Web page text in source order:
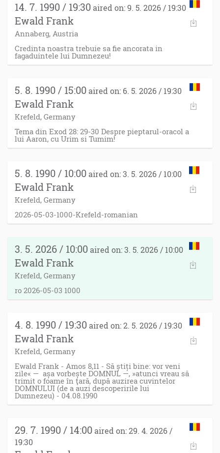
14. 7. 1990 / 19:30 aired on: 9. 5. 2026 / 19:30
Ewald Frank
Annaberg, Austria
Credinta noastra trebuie sa fie ancorata in
fagaduintele lui Dumnezeu!
5. 8. 1990 / 15:00 aired on: 6. 5. 2026 / 19:30
Ewald Frank
Krefeld, Germany
Tema din Exod 28: 29-30 Despre pieptarul-oracol a
lui Aaron, cu Urim si Tumim!
5. 8. 1990 / 10:00 aired on: 3. 5. 2026 / 10:00
Ewald Frank
Krefeld, Germany
2026-05-03-1000-Krefeld-romanian
3. 5. 2026 / 10:00 aired on: 3. 5. 2026 / 10:00
Ewald Frank
Krefeld, Germany
ro 2026-05-03 1000
4. 8. 1990 / 19:30 aired on: 2. 5. 2026 / 19:30
Ewald Frank
Krefeld, Germany
Ewald Frank - Amos 8,11 - Să știți bine: vor veni
zile« — așa vorbește DOMNUL —, »atunci vreau să
trimit o foame în ţară, după auzirea cuvintelor
DOMNULUI (de a auzi descoperirile lui
Dumnezeu) - 04.08.1990
29. 7. 1990 / 14:00 aired on: 29. 4. 2026 /
19:30